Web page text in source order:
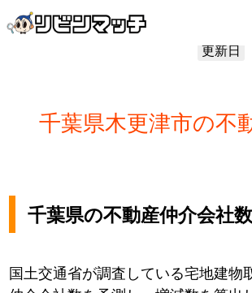
更新日
千葉県木更津市の不
千葉県の不動産仲介会社
国土交通省が調査している宅地建物